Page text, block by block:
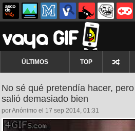
ÚLTIMOS TOP
No sé qué pretendía hacer,
salió demasiado bien
por Anónimo el 17 sep 2014, 01:31